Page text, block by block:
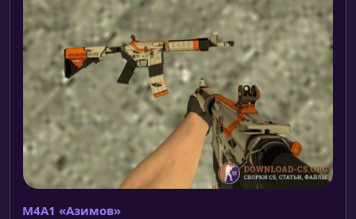
M4A1 «Азимов»